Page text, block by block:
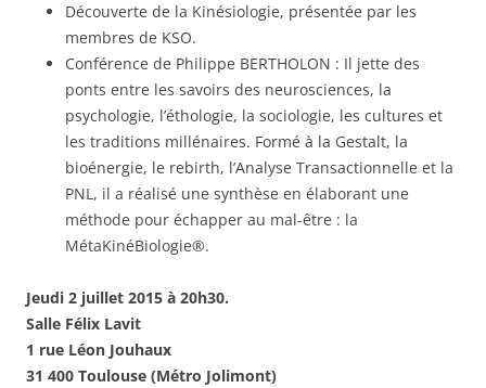
Découverte de la Kinésiologie, présentée par les
membres de KSO.
Conférence de Philippe BERTHOLON : Il jette des
ponts entre les savoirs des neurosciences, la
psychologie, l’éthologie, la sociologie, les cultures et
les traditions millénaires. Formé à la Gestalt, la
bioénergie, le rebirth, l’Analyse Transactionnelle et la
PNL, il a réalisé une synthèse en élaborant une
méthode pour échapper au mal-être : la
MétaKinéBiologie®.
Jeudi 2 juillet 2015 à 20h30.
Salle Félix Lavit
1 rue Léon Jouhaux
31 400 Toulouse (Métro Jolimont)